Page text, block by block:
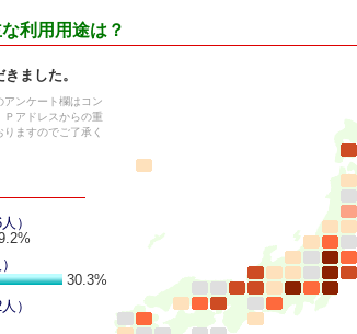
利用用途は？
ました。
アンケート欄はコン
Ｐアドレスからの重
ますのでご了承く
）
30.3%
）